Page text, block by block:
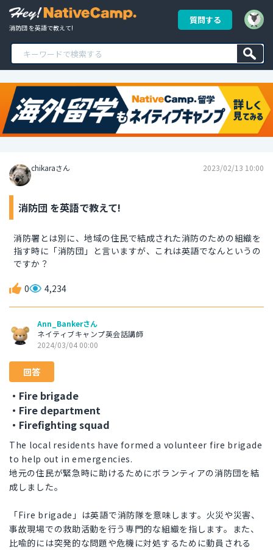
消防団 を英語で教えて!
質問する
chikaraさん 2023/02/13 10:00
消防団 を英語で教えて!
消防署とは別に、地域の住民で結成された消防のための組織を
指す時に「消防団」と言いますが、これは英語でなんというの
ですか？
0 4,234
Ann_Bankerさん
ネイティブキャンプ英会話講師
2024/03/04 00:00
回答
・Fire brigade
・Fire department
・Firefighting squad
The local residents have formed a volunteer fire brigade
to help out in emergencies.
地元の住民が緊急時に助けるためにボランティアの消防団を結
成しました。
「Fire brigade」は英語で消防隊を意味します。火災や災害、
事故現場での救助活動を行う専門的な組織を指します。また、
比喩的には突発的な問題や危機に対処するために動員される